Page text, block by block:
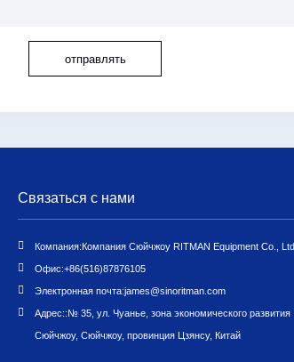
отправлять
Связаться с нами
Компания: Компания Сюйчжоу RITMAN Equipment Co., Ltd.
Офис:+86(516)87876105
Электронная почта:james@sinoritman.com
Адрес::№ 35, ул. Чуанье, зона экономического развития
Сюйчжоу, Сюйчжоу, провинция Цзянсу, Китай